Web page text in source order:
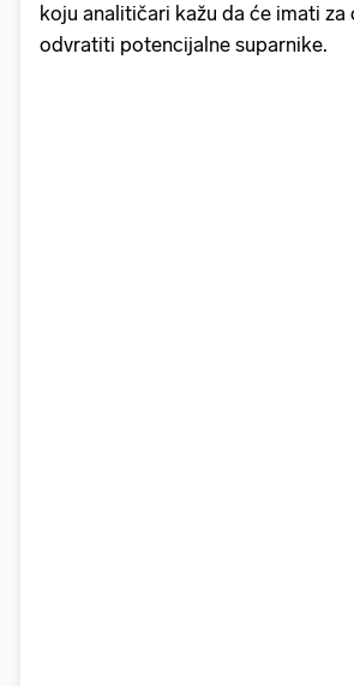
koju analitičari kažu da će imati za
odvratiti potencijalne suparnike.